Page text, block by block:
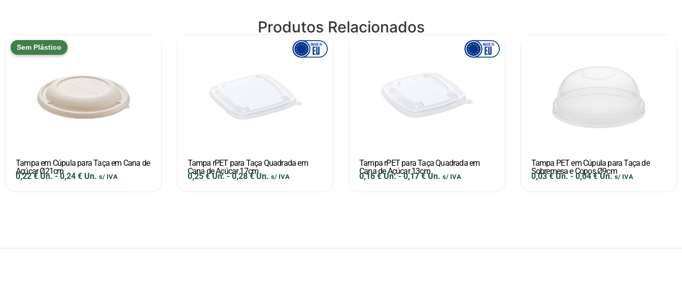
Produtos Relacionados
Sem Plástico
Tampa em Cúpula para Taça em Cana de
Açúcar Ø21cm
0,22€ Un.-0,24 € Un. s/ IVA
Tampa rPET para Taça Quadrada em
Cana de Açúcar 17cm
0,25€ Un.-0,28€ Un. s/ IVA
Tampa rPET para Taça Quadrada em
Cana de Açúcar 13cm
0,16€ Un.-0,17€ Un. s/ IVA
Tampa PET em Cúpula para Taça de
Sobremesa e Copos Ø9cm
0,03€ Un. - 0,04€ Un. s/ IVA